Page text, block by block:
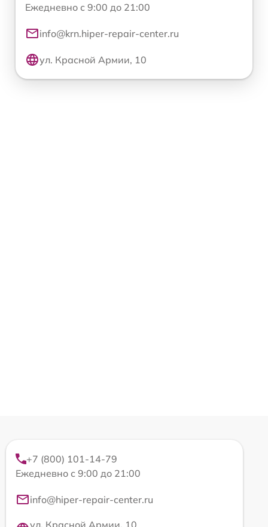
Ежедневно с 9:00 до 21:00
info@krn.hiper-repair-center.ru
ул. Красной Армии, 10
+7 (800) 101-14-79
Ежедневно с 9:00 до 21:00
info@hiper-repair-center.ru
ул. Красной Армии, 10